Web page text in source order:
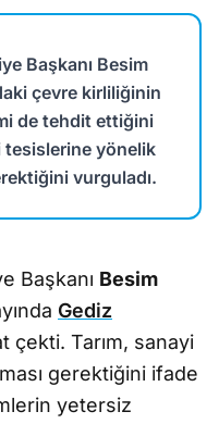
Başkanı Besim
çevre kirliliğinin
de tehdit ettiğini
tesislerine yönelik
vurguladı.
Başkanı Besim
Gediz
çekti. Tarım, sanayi
gerektiğini ifade
yetersiz